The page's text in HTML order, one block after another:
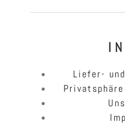
I
Liefer-